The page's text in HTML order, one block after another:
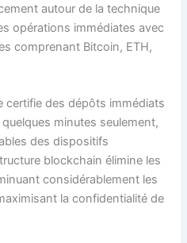
autour de la technique
opérations immédiates avec
comprenant Bitcoin, ETH,
certifie des dépôts immédiats
minutes seulement,
des dispositifs
blockchain élimine les
considérablement les
la confidentialité de